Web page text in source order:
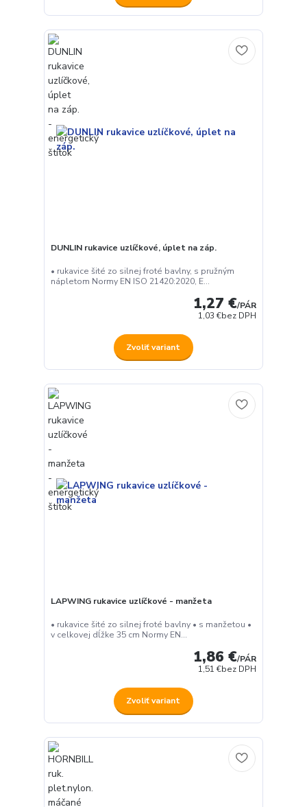
DUNLIN rukavice uzlíčkové, úplet na záp.
• rukavice šité zo silnej froté bavlny, s pružným
nápletom Normy EN ISO 21420:2020, E...
1,27 €/PÁR
1,03 €bez DPH
Zvoliť variant
LAPWING rukavice uzlíčkové - manžeta
• rukavice šité zo silnej froté bavlny • s manžetou •
v celkovej dĺžke 35 cm Normy EN...
1,86 €/PÁR
1,51 €bez DPH
Zvoliť variant